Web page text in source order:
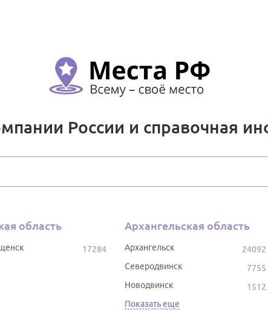
России и справочная
область
17284
Архангельская область
24092
Архангельск
7755
Северодвинск
1512
Новодвинск
Показать еще